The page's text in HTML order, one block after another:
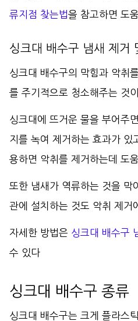
류지점 찾는법을 참고하면 도
싱크대 배수구 냄새 제거
싱크대 배수구의 막힘과 악취
를 주기적으로 청소해주는 것
싱크대에 뜨거운 물을 부어주
지를 녹여 제거하는 효과가 있
용하면 악취를 제거하는데 도
또한 냄새가 역류하는 것을 막
관에 설치하는 것도 악취 제거
자세한 방법은 싱크대 배수구
수 있다
싱크대 배수구 종류
싱크대 배수구는 크게 플라스